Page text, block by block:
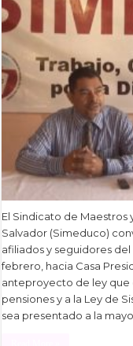
El Sindicato de Maestros
Salvador (Simeduco)
afiliados y seguidores
febrero, hacia Casa
anteproyecto de ley que
pensiones y a la Ley de
sea presentado a la